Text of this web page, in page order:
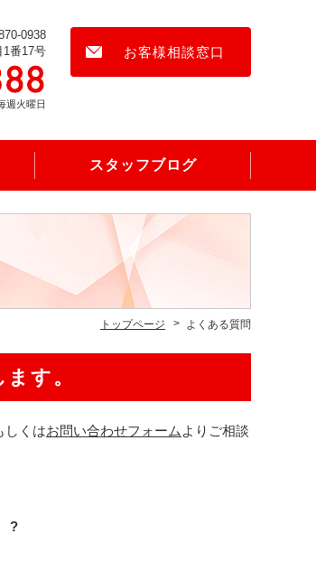
0938
1番17号
週火曜日
お客様相談窓口
スタッフブログ
トップページ よくある質問
す。
しくはお問い合わせフォーム よりご相談
?